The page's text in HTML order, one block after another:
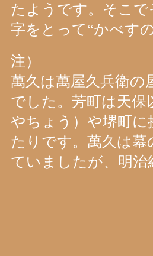
たようです。そこ
字をとって“かべす
注）
萬久は萬屋久兵衛の
でした。芳町は天保
やちょう）や堺町に
たりです。萬久は
ていましたが、明